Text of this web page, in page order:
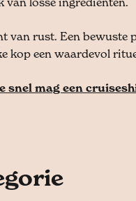
van rust. Een bewuste
kop een waardevol
snel mag een